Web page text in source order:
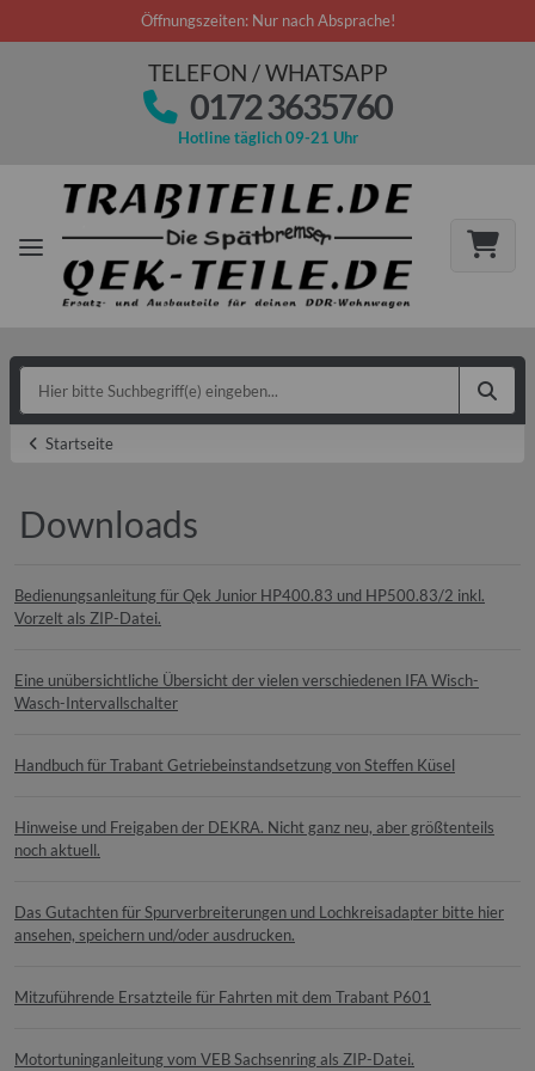
Öffnungszeiten: Nur nach Absprache!
TELEFON / WHATSAPP
0172 3635760
Hotline täglich 09-21 Uhr
Startseite
Downloads
Bedienungsanleitung für Qek Junior HP400.83 und HP500.83/2 inkl.
Vorzelt als ZIP-Datei.
Eine unübersichtliche Übersicht der vielen verschiedenen IFA Wisch-
Wasch-Intervallschalter
Handbuch für Trabant Getriebeinstandsetzung von Steffen Küsel
Hinweise und Freigaben der DEKRA. Nicht ganz neu, aber größtenteils
noch aktuell.
Das Gutachten für Spurverbreiterungen und Lochkreisadapter bitte hier
ansehen, speichern und/oder ausdrucken.
Mitzuführende Ersatzteile für Fahrten mit dem Trabant P601
Motortuninganleitung vom VEB Sachsenring als ZIP-Datei.